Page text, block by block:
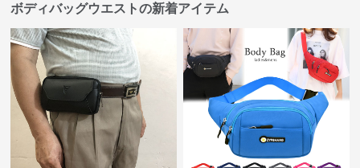
ボディバッグウエストの新着アイテム